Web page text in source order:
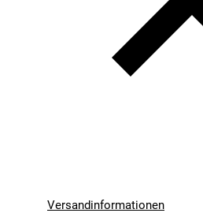
Versandinformationen